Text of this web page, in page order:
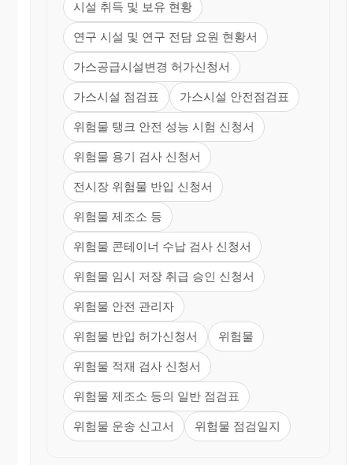
시설 취득 및 보유 현황
연구 시설 및 연구 전담 요원 현황서
가스공급시설변경 허가신청서
가스시설 점검표 가스시설 안전점검표
위험물 탱크 안전 성능 시험 신청서
위험물 용기 검사 신청서
전시장 위험물 반입 신청서
위험물 제조소 등
위험물 콘테이너 수납 검사 신청서
위험물 임시 저장 취급 승인 신청서
위험물 안전 관리자
위험물 반입 허가신청서 위험물
위험물 적재 검사 신청서
위험물 제조소 등의 일반 점검표
위험물 운송 신고서 위험물 점검일지